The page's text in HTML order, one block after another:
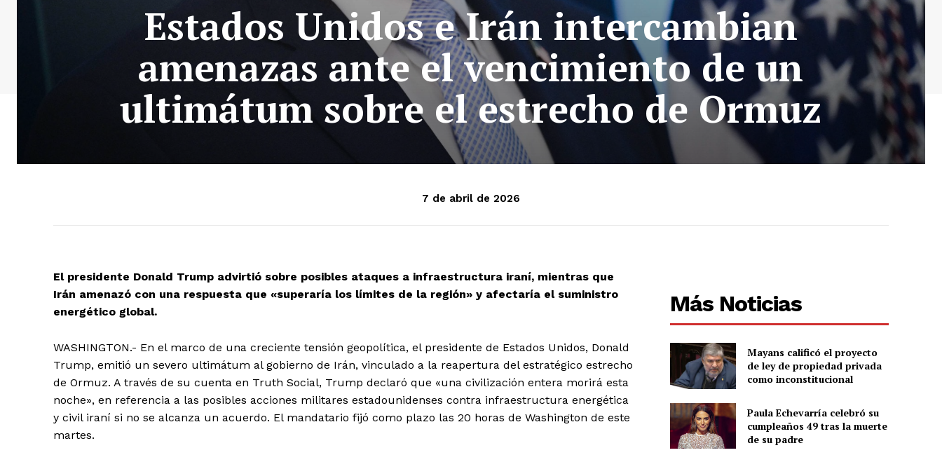
Estados Unidos e Irán intercambian
amenazas ante el vencimiento de un
ultimátum sobre el estrecho de Ormuz
7 de abril de 2026
El presidente Donald Trump advirtió sobre posibles ataques a infraestructura iraní, mientras que
Irán amenazó con una respuesta que «superaría los límites de la región» y afectaría el suministro
energético global.
WASHINGTON.- En el marco de una creciente tensión geopolítica, el presidente de Estados Unidos, Donald
Trump, emitió un severo ultimátum al gobierno de Irán, vinculado a la reapertura del estratégico estrecho
de Ormuz. A través de su cuenta en Truth Social, Trump declaró que «una civilización entera morirá esta
noche», en referencia a las posibles acciones militares estadounidenses contra infraestructura energética
y civil iraní si no se alcanza un acuerdo. El mandatario fijó como plazo las 20 horas de Washington de este
martes.
Más Noticias
Mayans calificó el proyecto
de ley de propiedad privada
como inconstitucional
Paula Echevarría celebró su
cumpleaños 49 tras la muerte
de su padre